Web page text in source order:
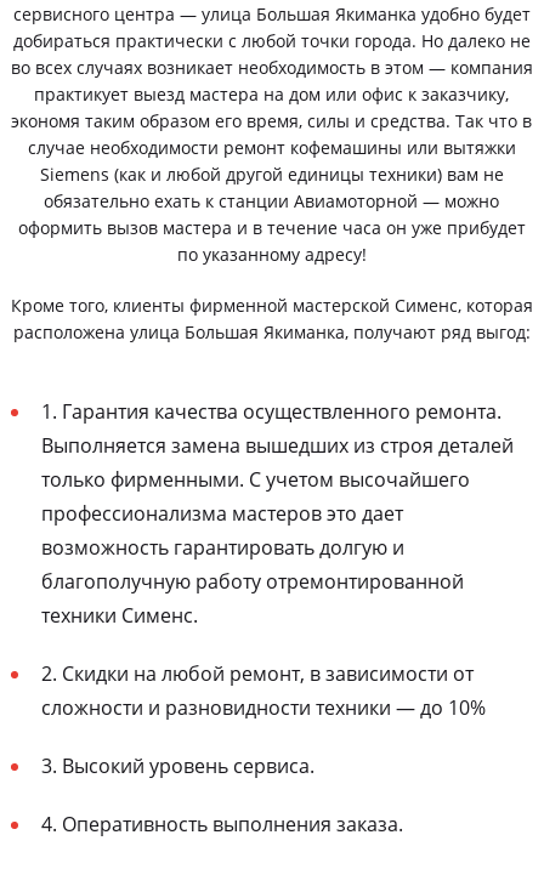
сервисного центра — улица Большая Якиманка удобно будет
добираться практически с любой точки города. Но далеко не
во всех случаях возникает необходимость в этом — компания
практикует выезд мастера на дом или офис к заказчику,
экономя таким образом его время, силы и средства. Так что в
случае необходимости ремонт кофемашины или вытяжки
Siemens (как и любой другой единицы техники) вам не
обязательно ехать к станции Авиамоторной — можно
оформить вызов мастера и в течение часа он уже прибудет
по указанному адресу!
Кроме того, клиенты фирменной мастерской Сименс, которая
расположена улица Большая Якиманка, получают ряд выгод:
1. Гарантия качества осуществленного ремонта.
Выполняется замена вышедших из строя деталей
только фирменными. С учетом высочайшего
профессионализма мастеров это дает
возможность гарантировать долгую и
благополучную работу отремонтированной
техники Сименс.
2. Скидки на любой ремонт, в зависимости от
сложности и разновидности техники — до 10%
3. Высокий уровень сервиса.
4. Оперативность выполнения заказа.